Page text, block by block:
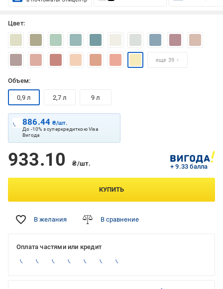
Цвет:
еще 39
Объем:
0,9 л 2,7 л 9 л
886.44₴/шт.
До -10% з суперкредиткою Visa
Вигода
933.10 ₴/шт. + 9.33 балла
КУПИТЬ
В желания В сравнение
Оплата частями или кредит